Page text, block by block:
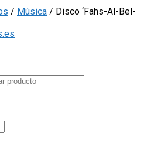
/ Música / Disco ‘Fahs-Al-Bel-